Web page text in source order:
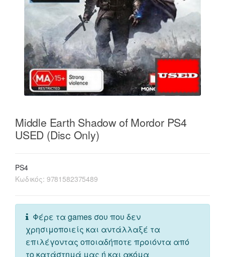
Middle Earth Shadow of Mordor PS4
USED (Disc Only)
PS4
Κωδικός: 9781582375489
Φέρε τα games σου που δεν
χρησιμοποιείς και αντάλλαξέ τα
επιλέγοντας οποιαδήποτε προιόντα από
το κατάστημά μας ή και ακόμα